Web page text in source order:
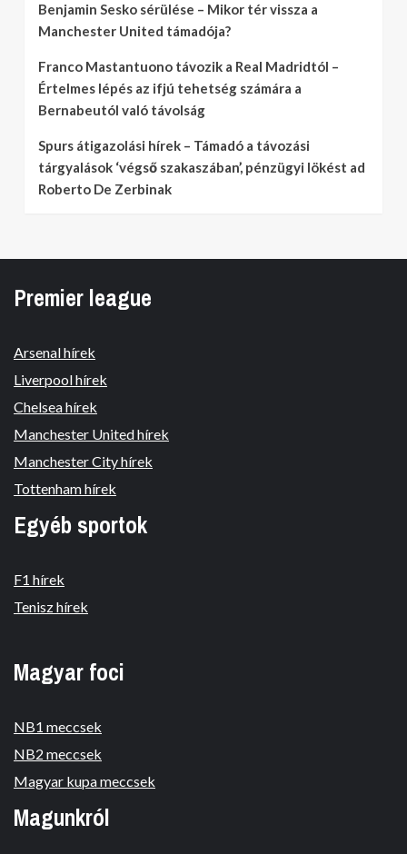
Benjamin Sesko sérülése – Mikor tér vissza a
Manchester United támadója?
Franco Mastantuono távozik a Real Madridtól –
Értelmes lépés az ifjú tehetség számára a
Bernabeutól való távolság
Spurs átigazolási hírek – Támadó a távozási
tárgyalások ‘végső szakaszában’, pénzügyi lökést ad
Roberto De Zerbinak
Premier league
Arsenal hírek
Liverpool hírek
Chelsea hírek
Manchester United hírek
Manchester City hírek
Tottenham hírek
Egyéb sportok
F1 hírek
Tenisz hírek
Magyar foci
NB1 meccsek
NB2 meccsek
Magyar kupa meccsek
Magunkról